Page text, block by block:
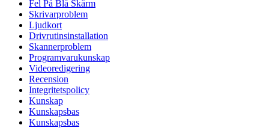
Fel På Blå Skärm
Skrivarproblem
Ljudkort
Drivrutinsinstallation
Skannerproblem
Programvarukunskap
Videoredigering
Recension
Integritetspolicy
Kunskap
Kunskapsbas
Kunskapsbas